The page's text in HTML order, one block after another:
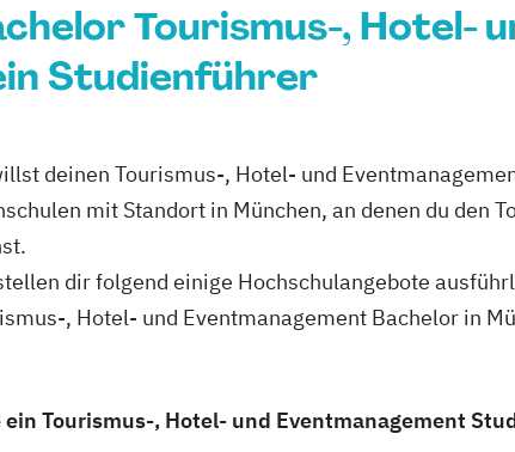
Tourismus-, Hotel-
Studienführer
deinen Tourismus-, Hotel- und
mit Standort in München, an denen du den
dir folgend einige Hochschulangebote
, Hotel- und Eventmanagement Bachelor in
ein Tourismus-, Hotel- und Eventmanagement